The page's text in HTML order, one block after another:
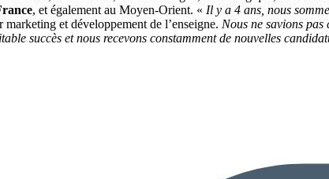
, et également au Moyen-Orient. « Il y a 4 ans , nous
et développement de l’enseigne. Nous ne savions
succès et nous recevons constamment de nouvelles